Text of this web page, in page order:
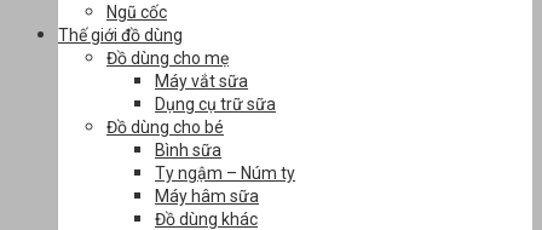
Ngũ cốc
Thế giới đồ dùng
Đồ dùng cho mẹ
Máy vắt sữa
Dụng cụ trữ sữa
Đồ dùng cho bé
Bình sữa
Ty ngậm – Núm ty
Máy hâm sữa
Đồ dùng khác